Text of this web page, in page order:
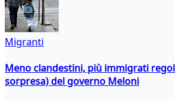
Migranti
Meno clandestini, più immigrati
sorpresa) del governo Meloni